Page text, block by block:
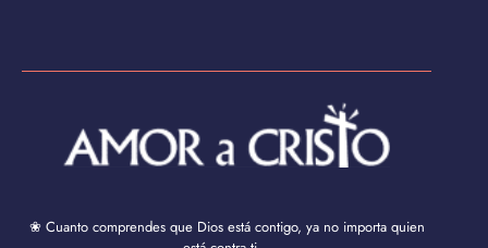
❀ Cuanto comprendes que Dios está contigo, ya no importa quien